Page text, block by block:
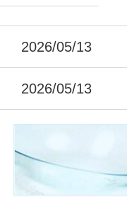
2026/05/13
2026/05/13